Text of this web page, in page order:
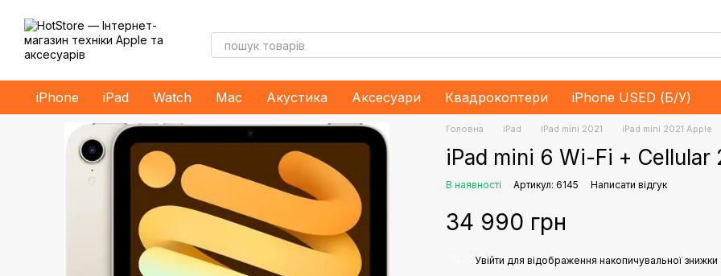
iPhone iPad Watch Mac Акустика Аксесуари Квадрокоптери iPhone USED (Б/У)
Головна iPad iPad mini 2021 iPad mini 2021 Apple
iPad mini 6 Wi-Fi +
В наявності Артикул: 6145 Написати відгук
34 990 грн
Увійти для відображення накопичувальної знижки